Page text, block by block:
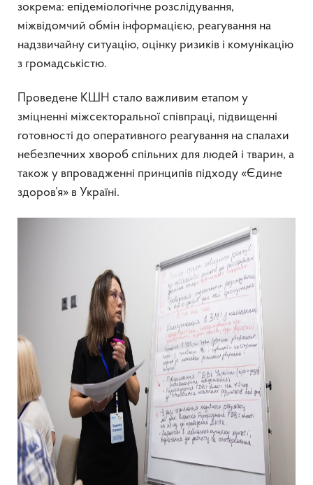
зокрема: епідеміологічне розслідування,
міжвідомчий обмін інформацією, реагування на
надзвичайну ситуацію, оцінку ризиків і комунікацію
з громадськістю.
Проведене КШН стало важливим етапом у
зміцненні міжсекторальної співпраці, підвищенні
готовності до оперативного реагування на спалахи
небезпечних хвороб спільних для людей і тварин, а
також у впровадженні принципів підходу «Єдине
здоров’я» в Україні.